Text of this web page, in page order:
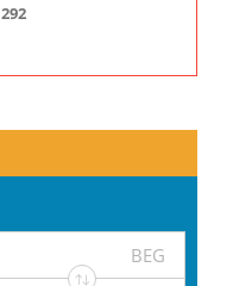
292
BEG